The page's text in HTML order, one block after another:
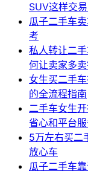
SUV这样交
瓜子二手车
考
私人转让二
何让卖家多
女生买二手
的全流程指南
二手车女生
省心和平台
5万左右买二
放心车
瓜子二手车